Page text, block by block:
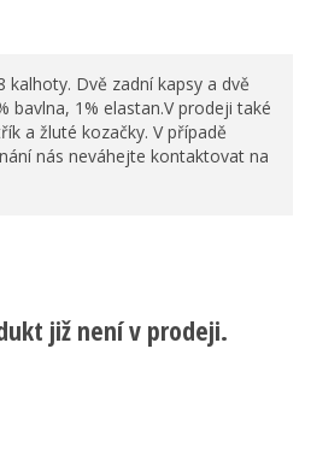
Dvě zadní kapsy a dvě
bavlna, 1% elastan.V prodeji také
a žluté kozačky. V případě
nás neváhejte kontaktovat na
již není v prodeji.